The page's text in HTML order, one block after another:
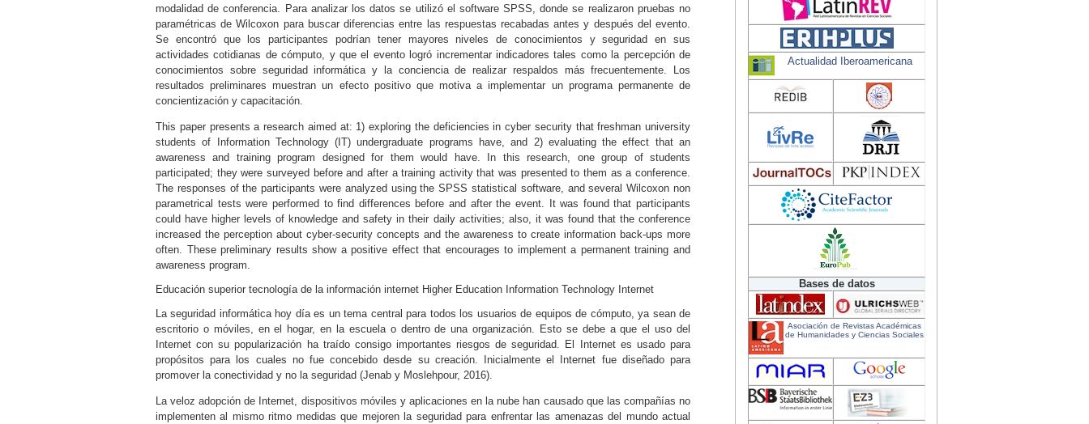
Actualidad Iberoamericana
Bases de datos
Asociación de Revistas Académicas
de Humanidades y Ciencias Sociales
modalidad de conferencia. Para analizar los datos se utilizó el software SPSS, donde se realizaron pruebas no
paramétricas de Wilcoxon para buscar diferencias entre las respuestas recabadas antes y después del evento.
Se encontró que los participantes podrían tener mayores niveles de conocimientos y seguridad en sus
actividades cotidianas de cómputo, y que el evento logró incrementar indicadores tales como la percepción de
conocimientos sobre seguridad informática y la conciencia de realizar respaldos más frecuentemente. Los
resultados preliminares muestran un efecto positivo que motiva a implementar un programa permanente de
concientización y capacitación.
This paper presents a research aimed at: 1) exploring the deficiencies in cyber security that freshman university
students of Information Technology (IT) undergraduate programs have, and 2) evaluating the effect that an
awareness and training program designed for them would have. In this research, one group of students
participated; they were surveyed before and after a training activity that was presented to them as a conference.
The responses of the participants were analyzed using the SPSS statistical software, and several Wilcoxon non
parametrical tests were performed to find differences before and after the event. It was found that participants
could have higher levels of knowledge and safety in their daily activities; also, it was found that the conference
increased the perception about cyber-security concepts and the awareness to create information back-ups more
often. These preliminary results show a positive effect that encourages to implement a permanent training and
awareness program.
Educación superior tecnología de la información internet Higher Education Information Technology Internet
La seguridad informática hoy día es un tema central para todos los usuarios de equipos de cómputo, ya sean de
escritorio o móviles, en el hogar, en la escuela o dentro de una organización. Esto se debe a que el uso del
Internet con su popularización ha traído consigo importantes riesgos de seguridad. El Internet es usado para
propósitos para los cuales no fue concebido desde su creación. Inicialmente el Internet fue diseñado para
promover la conectividad y no la seguridad (Jenab y Moslehpour, 2016).
La veloz adopción de Internet, dispositivos móviles y aplicaciones en la nube han causado que las compañías no
implementen al mismo ritmo medidas que mejoren la seguridad para enfrentar las amenazas del mundo actual